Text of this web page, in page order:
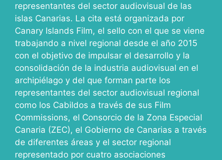
representantes del sector audiovisual de las
islas Canarias. La cita está organizada por
Canary Islands Film, el sello con el que se viene
trabajando a nivel regional desde el año 2015
con el objetivo de impulsar el desarrollo y la
consolidación de la industria audiovisual en el
archipiélago y del que forman parte los
representantes del sector audiovisual regional
como los Cabildos a través de sus Film
Commissions, el Consorcio de la Zona Especial
Canaria (ZEC), el Gobierno de Canarias a través
de diferentes áreas y el sector regional
representado por cuatro asociaciones